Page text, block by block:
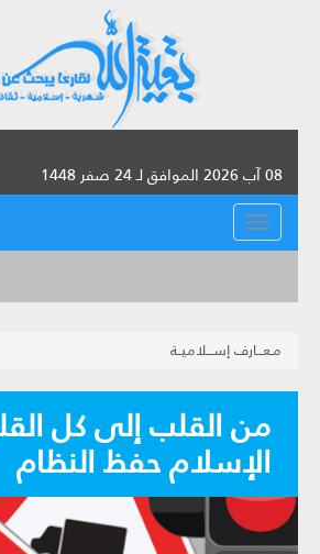
08 آب 2026 الموافق لـ 24 صفر 1448
القائمة
مـعـــارف إســـلاميــة
من القلب إلى كل
الإسلام حفظ النظام